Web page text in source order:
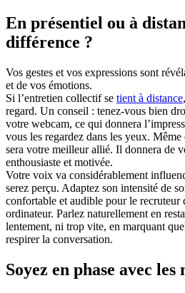
En présentiel ou à
différence ?
Vos gestes et vos expressions sont
et de vos émotions.
Si l’entretien collectif se tient à distance
regard. Un conseil : tenez-vous bien
votre webcam, ce qui donnera
vous les regardez dans les yeux.
sera votre meilleur allié. Il donnera de
enthousiaste et motivée.
Votre voix va considérablement
serez perçu. Adaptez son intensité de
confortable et audible pour le recruteur
ordinateur. Parlez naturellement en
lentement, ni trop vite, en marquant
respirer la conversation.
Soyez en phase avec les